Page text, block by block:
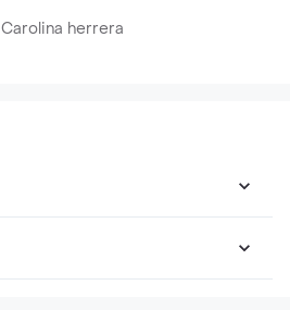
Carolina herrera